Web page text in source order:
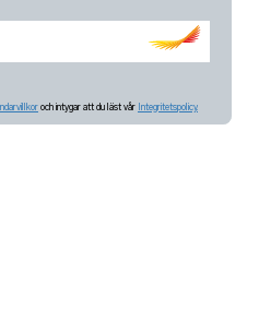
och intygar att du läst vår Integritetspolicy.